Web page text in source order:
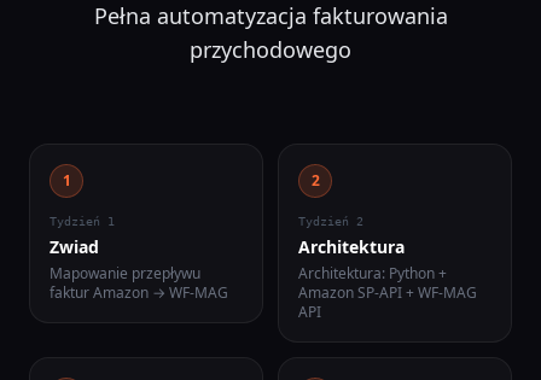
Pełna automatyzacja fakturowania
przychodowego
1
Tydzień 1
Zwiad
Mapowanie przepływu
faktur Amazon → WF-MAG
2
Tydzień 2
Architektura
Architektura: Python +
Amazon SP-API + WF-MAG
API